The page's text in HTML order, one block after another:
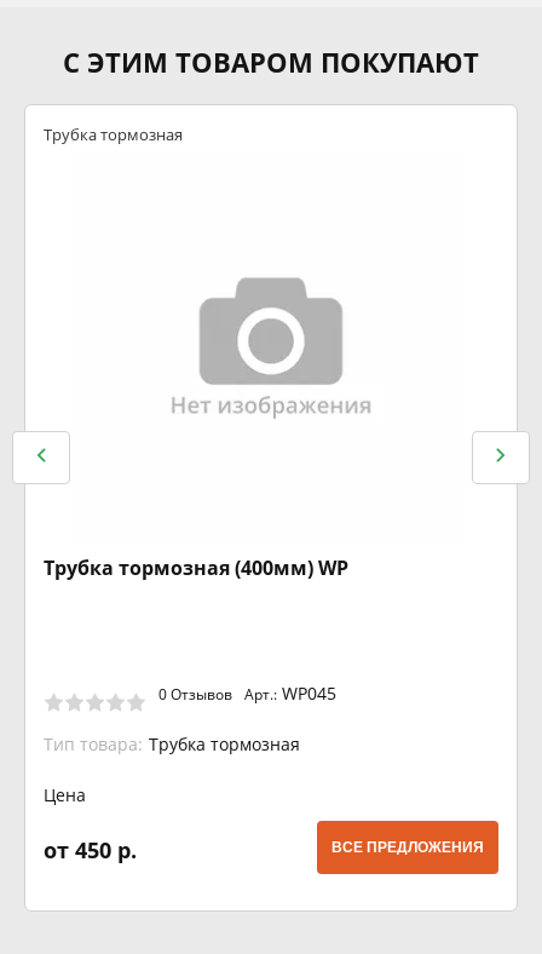
С ЭТИМ ТОВАРОМ ПОКУПАЮТ
Трубка тормозная
Трубка тормозная (400мм) WP
0 Отзывов Арт.: WP045
Тип товара: Трубка тормозная
Цена
от 450 р. ВСЕ ПРЕДЛОЖЕНИЯ